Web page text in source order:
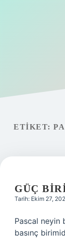
Gizlilik
ETIKET:
GÜÇ
Tarih: Ekim 27,
Pascal neyin
basınç